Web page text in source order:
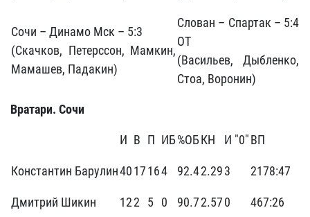
Сочи – Динамо Мск – 5:3
(Скачков, Петерссон, Мамкин,
Мамашев, Падакин)
Слован – Спартак – 5:4
ОТ
(Васильев, Дыбленко,
Стоа, Воронин)
Вратари. Сочи
И В П ИБ%ОБКН И "0"ВП
Константин Барулин4017164 92.42.293 2178:47
Дмитрий Шикин 122 5 0 90.72.570 467:26